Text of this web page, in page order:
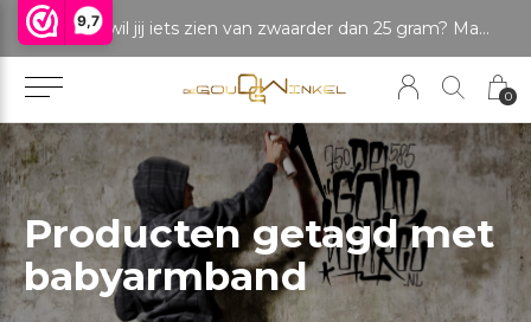
9,7
0
LET OP: wil jij iets zien van zwaarder dan 25 gram? Maak dan een afspraak om het product te bekijken. Producten boven de 25 gram NIET aanwezig in winkel.
Producten getagd met
babyarmband